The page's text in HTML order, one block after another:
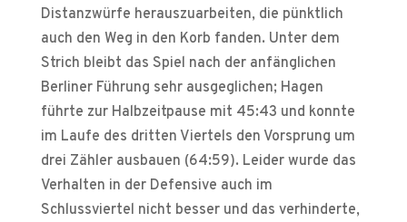
Distanzwürfe herauszuarbeiten, die pünktlich
auch den Weg in den Korb fanden. Unter dem
Strich bleibt das Spiel nach der anfänglichen
Berliner Führung sehr ausgeglichen; Hagen
führte zur Halbzeitpause mit 45:43 und konnte
im Laufe des dritten Viertels den Vorsprung um
drei Zähler ausbauen (64:59). Leider wurde das
Verhalten in der Defensive auch im
Schlussviertel nicht besser und das verhinderte,